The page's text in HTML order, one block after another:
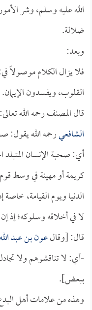
الله عليه وسلم، وشر
ضلالة.
وبعد:
فلا يزال الكلام
القلوب، ويفسدون الإيمان.
قال المصنف رحمه الله
الشافعيرحمه الله يقول:
أي: صحبة الإنسان
كريمة أو مهينة في وسط
الدنيا ويوم القيامة، خاصة
لا في أخلاقه وسلوكه؛ إذ
قال: [وقالعون بن عبد
-أي: لا تناقشوهم ولا
ببعض].
وهذه من علامات أهل